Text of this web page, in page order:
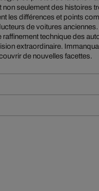
seulement des histoires
les différences et points
de voitures
raffinement technique des
extraordinaire.
de nouvelles facettes.